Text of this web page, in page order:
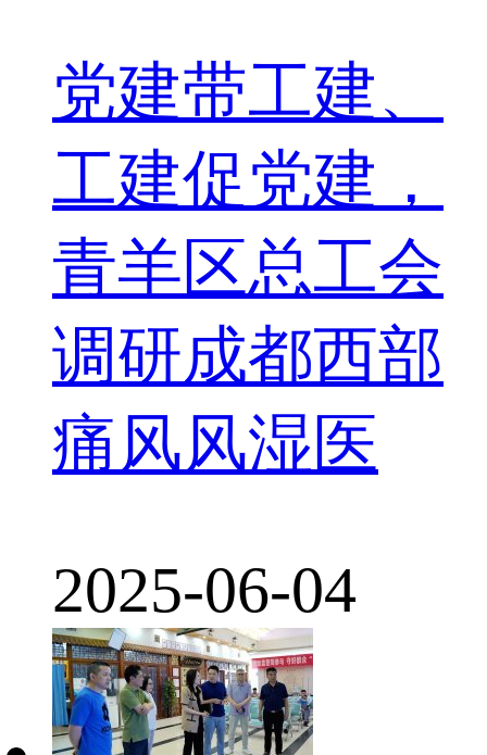
党建带工建、
工建促党建，
青羊区总工会
调研成都西部
痛风风湿医
2025-06-04